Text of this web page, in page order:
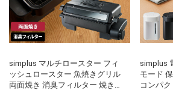
simplus マルチロースター フィ
ッシュロースター 魚焼きグリル
両面焼き 消臭フィルター 焼き魚
simplus
モード
コンパク